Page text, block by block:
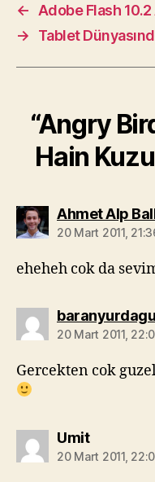
←
Adobe Flash
→
Tablet
“Angry
Hain
Ahmet Alp
20 Mart 2011,
eheheh cok da
20 Mart 2011,
Gercekten cok
Umitdiyorki:
20 Mart 2011,